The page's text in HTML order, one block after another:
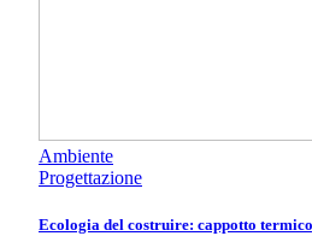
Ambiente
Progettazione
Ecologia del costruire: cappotto